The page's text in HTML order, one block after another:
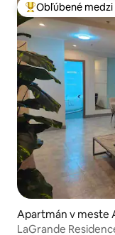
Najobľúbenejšie
Obľúbené
Apartmán v meste
LaGrande